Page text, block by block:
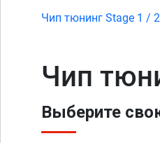
Чип тюнинг Stage 1 / 2
Чип
Выберите